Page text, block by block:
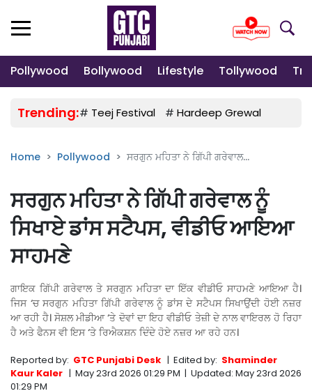
Pollywood Bollywood Lifestyle Tollywood
Trending:# Teej Festival # Hardeep Grewal
Home Pollywood ਸਰਗੁਨ ਮਹਿਤਾ ਨੇ ਗਿੱਪੀ ਗਰੇਵਾਲ...
ਸਰਗੁਨ ਮਹਿਤਾ ਨੇ ਗਿੱਪੀ ਗਰੇਵਾਲ ਨੂੰ
ਸਿਖਾਏ ਡਾਂਸ ਸਟੈਪਸ, ਵੀਡੀਓ ਆਇਆ
ਸਾਹਮਣੇ
ਗਾਇਕ ਗਿੱਪੀ ਗਰੇਵਾਲ ਤੇ ਸਰਗੁਨ ਮਹਿਤਾ ਦਾ ਇੱਕ ਵੀਡੀਓ ਸਾਹਮਣੇ ਆਇਆ ਹੈ।
ਜਿਸ ‘ਚ ਸਰਗੁਨ ਮਹਿਤਾ ਗਿੱਪੀ ਗਰੇਵਾਲ ਨੂੰ ਡਾਂਸ ਦੇ ਸਟੈਪਸ ਸਿਖਾਉਂਦੀ ਹੋਈ ਨਜ਼ਰ
ਆ ਰਹੀ ਹੈ। ਸੋਸ਼ਲ ਮੀਡੀਆ ‘ਤੇ ਦੋਵਾਂ ਦਾ ਇਹ ਵੀਡੀਓ ਤੇਜ਼ੀ ਦੇ ਨਾਲ ਵਾਇਰਲ ਹੋ ਰਿਹਾ
ਹੈ ਅਤੇ ਫੈਨਸ ਵੀ ਇਸ ‘ਤੇ ਰਿਐਕਸ਼ਨ ਦਿੰਦੇ ਹੋਏ ਨਜ਼ਰ ਆ ਰਹੇ ਹਨ।
Reported by: GTC Punjabi Desk | Edited by: Shaminder
Kaur Kaler | May 23rd 2026 01:29 PM | Updated: May 23rd 2026
01:29 PM